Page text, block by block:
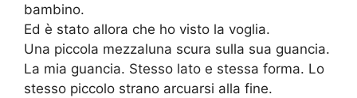
bambino.
Ed è stato allora che ho visto la voglia.
Una piccola mezzaluna scura sulla sua guancia.
La mia guancia. Stesso lato e stessa forma. Lo
stesso piccolo strano arcuarsi alla fine.